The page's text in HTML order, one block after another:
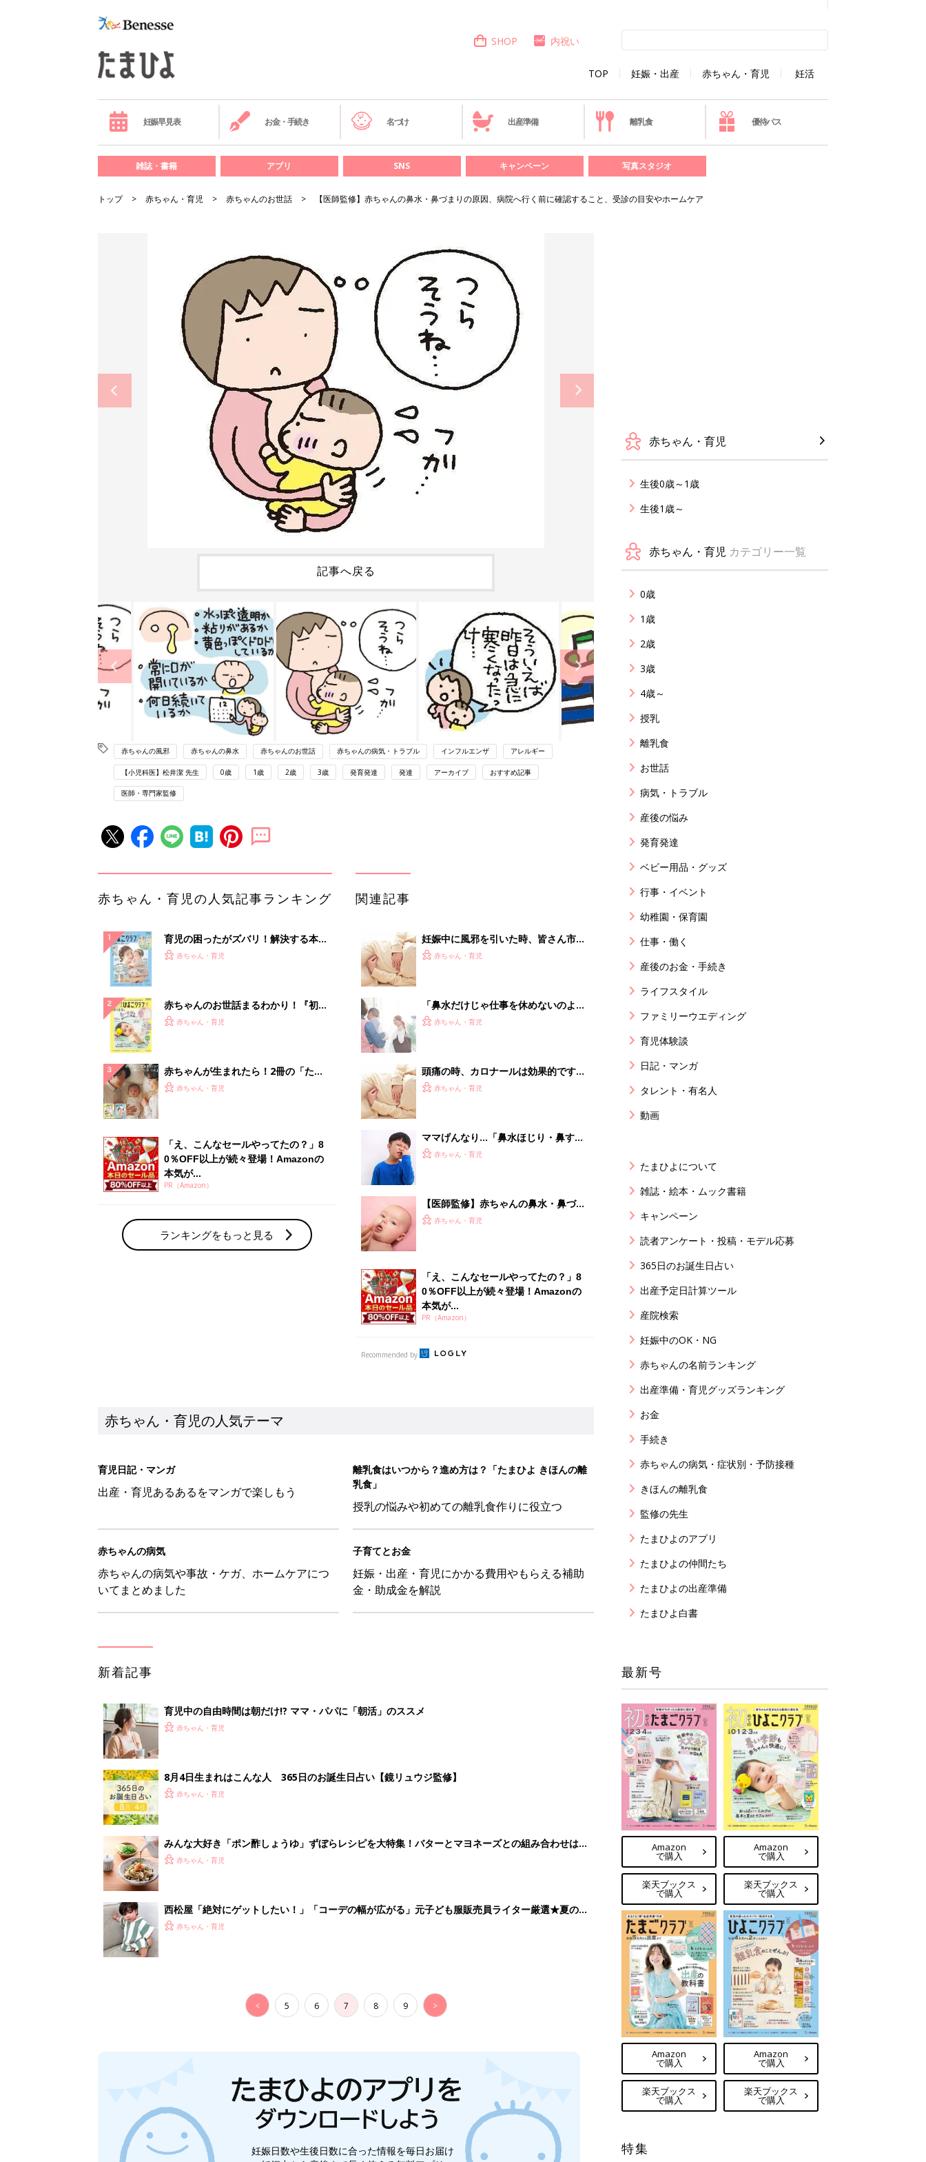
TOP 妊娠・出産 赤ちゃん・育児 妊活
SHOP 内祝い
妊娠早見表 お金・手続き 名づけ 出産準備 離乳食 優待パス
雑誌・書籍 アプリ SNS キャンペーン 写真スタジオ
トップ 赤ちゃん・育児 赤ちゃんのお世話 【医師監修】赤ちゃんの鼻水・鼻づまりの原因、病院へ行く前に確認すること、受診の目安やホームケア
記事へ戻る
赤ちゃんの風邪 赤ちゃんの鼻水 赤ちゃんのお世話 赤ちゃんの病気・トラブル インフルエンザ アレルギー
【小児科医】松井潔 先生 0歳 1歳 2歳 3歳 発育発達 発達 アーカイブ おすすめ記事
医師・専門家監修
赤ちゃん・育児の人気記事ランキング
育児の困ったがズバリ！解決する本
『ひよこクラブ 夏号』 4カ月～2才
赤ちゃん・育児
赤ちゃんのお世話まるわかり！『初め
てのひよこクラブ 夏号』〈巻頭大特
赤ちゃん・育児
赤ちゃんが生まれたら！2冊の「たま
ひよ」
赤ちゃん・育児
「え、こんなセールやってたの？」8
0％OFF以上が続々登場！Amazonの
本気が...
PR（Amazon）
ランキングをもっと見る
関連記事
妊娠中に風邪を引いた時、皆さん市販
のどの薬を買いますか？かかりつけの
赤ちゃん・育児
「鼻水だけじゃ仕事を休めないのよ」
「面談時に泣いてしまった…」園との
赤ちゃん・育児
頭痛の時、カロナールは効果的です
か？－”まいにちのたまひよ”に寄せら
赤ちゃん・育児
ママげんなり…「鼻水ほじり・鼻すす
り・鼻くそ食べ」のリスクとやめさせ
赤ちゃん・育児
【医師監修】赤ちゃんの鼻水・鼻づま
りのホームケアと「鼻吸い器」の上手
赤ちゃん・育児
「え、こんなセールやってたの？」8
0％OFF以上が続々登場！Amazonの
本気が...
PR（Amazon）
Recommended by
赤ちゃん・育児の人気テーマ
育児日記・マンガ
出産・育児あるあるをマンガで楽しもう
離乳食はいつから？進め方は？「たまひよ きほんの離
乳食」
授乳の悩みや初めての離乳食作りに役立つ
赤ちゃんの病気
赤ちゃんの病気や事故・ケガ、ホームケアにつ
いてまとめました
子育てとお金
妊娠・出産・育児にかかる費用やもらえる補助
金・助成金を解説
新着記事
育児中の自由時間は朝だけ!? ママ・パパに「朝活」のススメ
赤ちゃん・育児
8月4日生まれはこんな人 365日のお誕生日占い【鏡リュウジ監修】
赤ちゃん・育児
みんな大好き「ポン酢しょうゆ」ずぼらレシピを大特集！バターとマヨネーズとの組み合わせは栄
養学的にも最高⁉
赤ちゃん・育児
西松屋「絶対にゲットしたい！」「コーデの幅が広がる」元子ども服販売員ライター厳選★夏のバ
ズりアイテム5選
赤ちゃん・育児
< 5 6 7 8 9 >
妊娠日数や生後日数に合った情報を毎日お届け
赤ちゃん・育児
生後0歳～1歳
生後1歳～
赤ちゃん・育児 カテゴリー一覧
0歳
1歳
2歳
3歳
4歳～
授乳
離乳食
お世話
病気・トラブル
産後の悩み
発育発達
ベビー用品・グッズ
行事・イベント
幼稚園・保育園
仕事・働く
産後のお金・手続き
ライフスタイル
ファミリーウエディング
育児体験談
日記・マンガ
タレント・有名人
動画
たまひよについて
雑誌・絵本・ムック書籍
キャンペーン
読者アンケート・投稿・モデル応募
365日のお誕生日占い
出産予定日計算ツール
産院検索
妊娠中のOK・NG
赤ちゃんの名前ランキング
出産準備・育児グッズランキング
お金
手続き
赤ちゃんの病気・症状別・予防接種
きほんの離乳食
監修の先生
たまひよのアプリ
たまひよの仲間たち
たまひよの出産準備
たまひよ白書
最新号
Amazon
で購入
楽天ブックス
で購入
Amazon
で購入
楽天ブックス
で購入
Amazon
で購入
楽天ブックス
で購入
Amazon
で購入
楽天ブックス
で購入
特集